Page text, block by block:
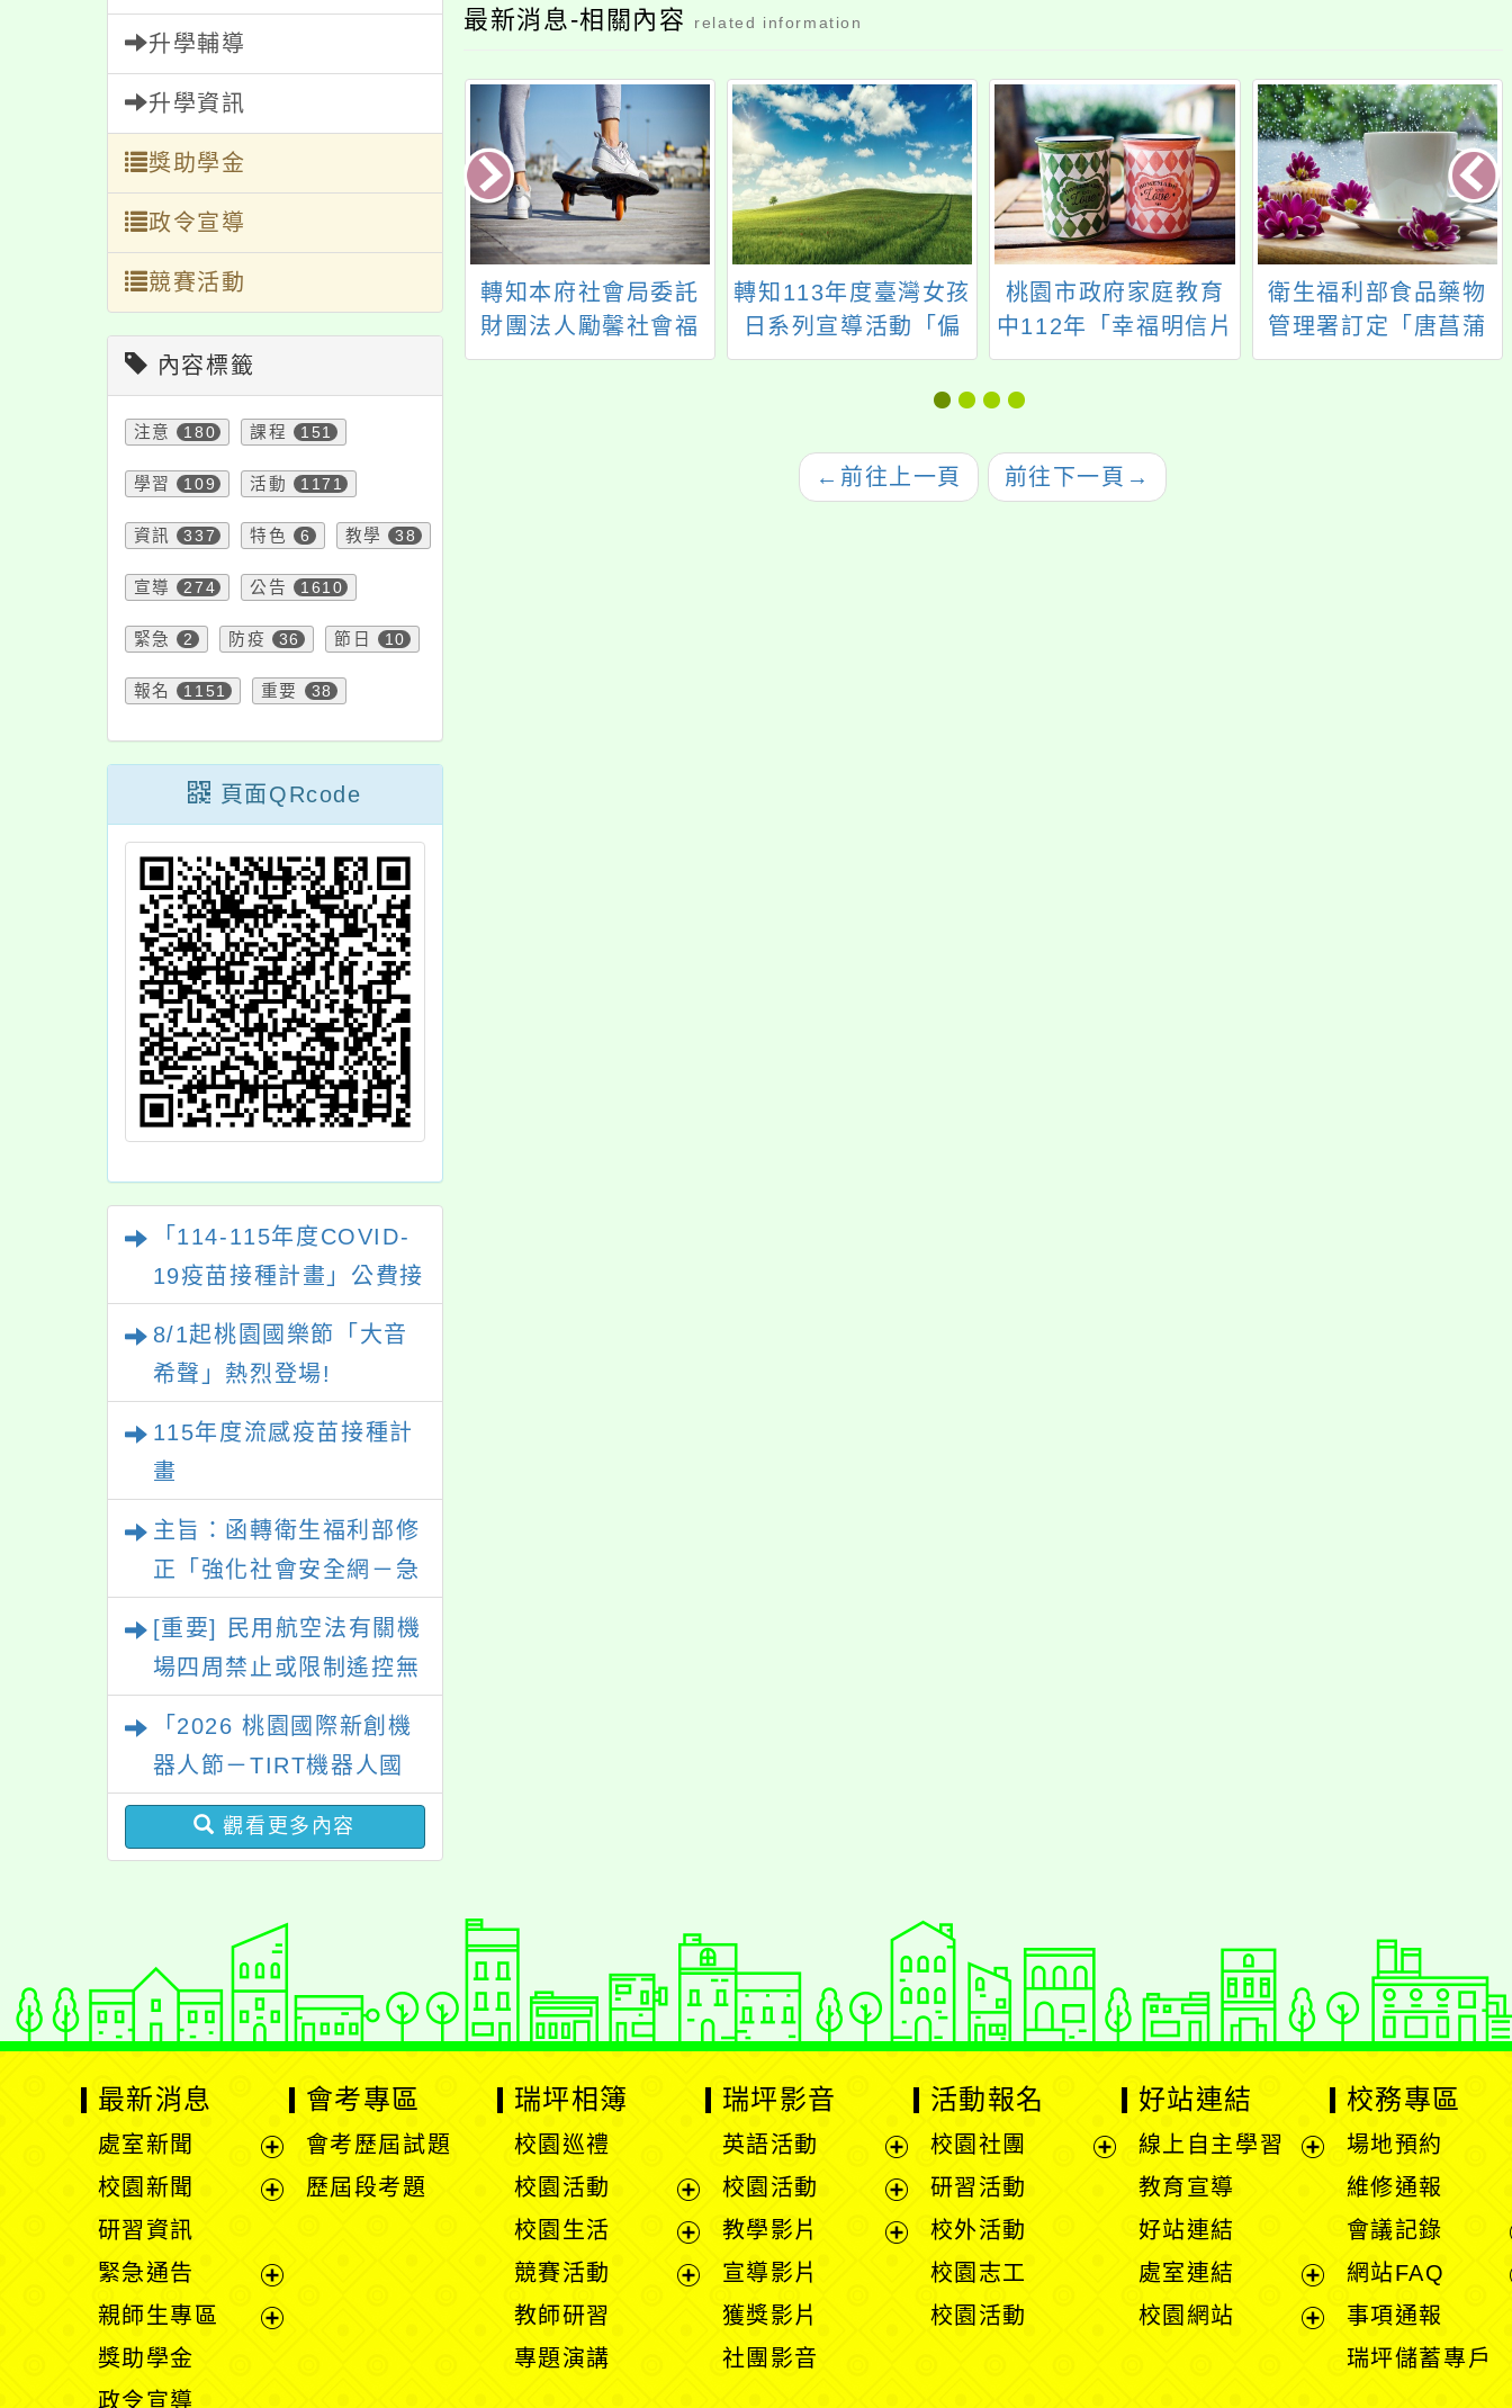
升學輔導
升學資訊
獎助學金
政令宣導
競賽活動
內容標籤
注意 180 課程 151
學習 109 活動 1171
資訊 337 特色 6 教學 38
宣導 274 公告 1610
緊急 2 防疫 36 節日 10
報名 1151 重要 38
頁面QRcode
「114-115年度COVID-
19疫苗接種計畫」公費接
日止
8/1起桃園國樂節「大音
希聲」熱烈登場!
115年度流感疫苗接種計
畫
主旨：函轉衛生福利部修
正「強化社會安全網－急
請參考運用，請查照。
[重要] 民用航空法有關機
場四周禁止或限制遙控無
「2026 桃園國際新創機
器人節－TIRT機器人國
際賽」活動資訊
觀看更多內容
最新消息-相關內容 related information
福利部社會及
未成年子女遭
或親屬）擅自
失蹤案件協尋
少年及家事廳
少家廳）針對
補充說明，宣
知，請查照。
轉知本府社會局委託
財團法人勵馨社會福
利事業基金會辦理
轉知113年度臺灣女孩
日系列宣導活動「偏
見眼鏡行」線上主題
展覽及引導教材一
桃園市政府家庭教育
中112年「幸福明信片
傳情活動」，歡迎參
衛生福利部食品藥物
管理署訂定「唐菖蒲
柏克氏菌椰病毒病原
← 前往上一頁 前往下一頁 →
最新消息
處室新聞
展
單
校園新聞
選
單
研習資訊
緊急通告
展
親師生專區
獎助學金
政令宣導
會考專區
會考歷屆試題
歷屆段考題
瑞坪相簿
校園巡禮
校園活動
展
選
校園生活
展
競賽活動
教師研習
專題演講
瑞坪影音
英語活動
展
選
校園活動
展
教學影片
宣導影片
獲獎影片
社團影音
活動報名
校園社團
研習活動
校外活動
校園志工
校園活動
好站連結
線上自主學習
單
教育宣導
好站連結
處室連結
展
校園網站
校務專區
場地預約
維修通報
會議記錄
網站FAQ
事項通報
瑞坪儲蓄專戶